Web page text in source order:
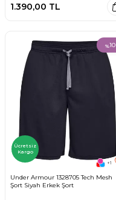
1.390,00 TL
%10
Ücretsiz
Kargo
+1
Under Armour 1328705 Tech Mesh
Şort Siyah Erkek Şort